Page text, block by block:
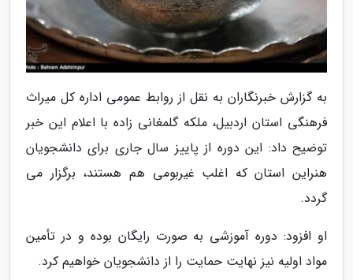
به گزارش خبرنگاران به نقل از روابط عمومی اداره کل میراث
فرهنگی استان اردبیل، ملکه گلمغانی زاده با اعلام این خبر
توضیح داد: این دوره از پاییز سال جاری برای دانشجویان
هنراین استان که اغلب غیربومی هم هستند، برگزار می
گردد.
او افزود: دوره آموزشی به صورت رایگان بوده و در تأمین
مواد اولیه نیز نهایت حمایت را از دانشجویان خواهیم کرد.